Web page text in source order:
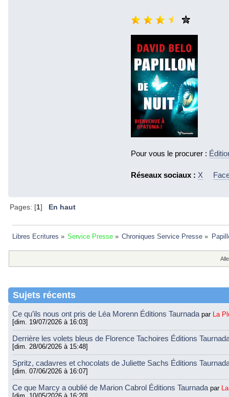
Pour vous le procurer :
Réseaux sociaux : X
Pages: [1] En haut
Libres Ecritures » Service Presse» Chroniques Service Presse »
Sujets récents
Ce qu’ils nous ont pris de Léa Morenn Éditions Taurnada par La
[dim. 19/07/2026 à 16:03]
Derrière les volets bleus de Florence Tachoires Éditions
[dim. 28/06/2026 à 15:48]
Spritz, cadavres et chocolats de Juliette Sachs Éditions
[dim. 07/06/2026 à 16:07]
Ce que Marcy a oublié de Marion Cabrol Éditions Taurnada par